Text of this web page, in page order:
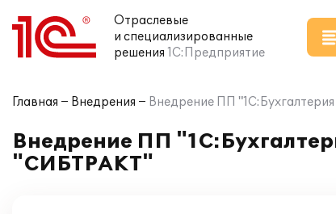
Отраслевые
и специализированные
решения 1С:Предприятие
Главная Внедрения Внедрение ПП
Внедрение ПП
"СИБТРАКТ"